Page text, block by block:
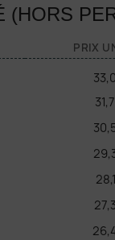
(HORS
PRIX